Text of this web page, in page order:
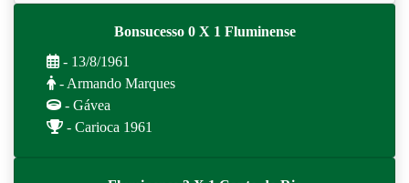
Bonsucesso 0 X 1 Fluminense
- 13/8/1961
- Armando Marques
- Gávea
- Carioca 1961